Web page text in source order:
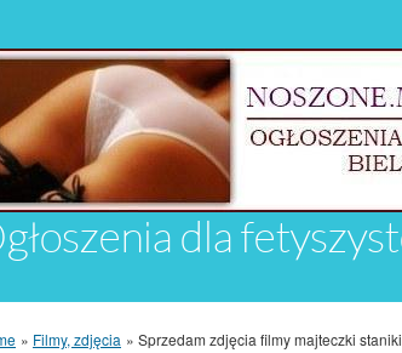
dla
» Filmy, zdjęcia » Sprzedam zdjęcia filmy majteczki